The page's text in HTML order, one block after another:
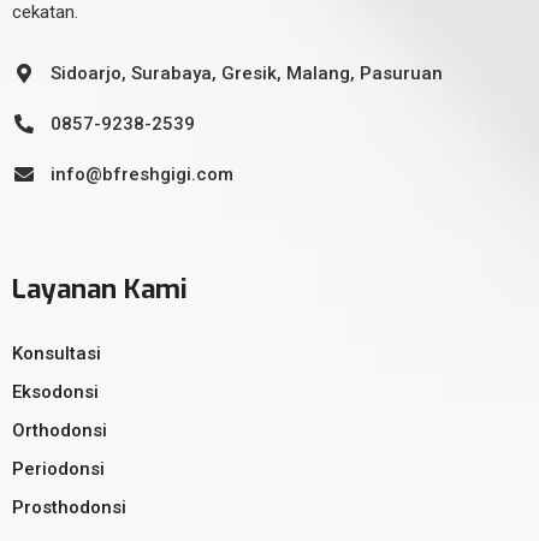
cekatan.
Sidoarjo, Surabaya, Gresik, Malang, Pasuruan
0857-9238-2539
info@bfreshgigi.com
Layanan Kami
Konsultasi
Eksodonsi
Orthodonsi
Periodonsi
Prosthodonsi